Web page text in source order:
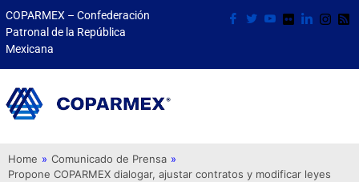
COPARMEX – Confederación
Patronal de la República
Mexicana
Home » Comunicado de Prensa »
Propone COPARMEX dialogar, ajustar contratos y modificar leyes